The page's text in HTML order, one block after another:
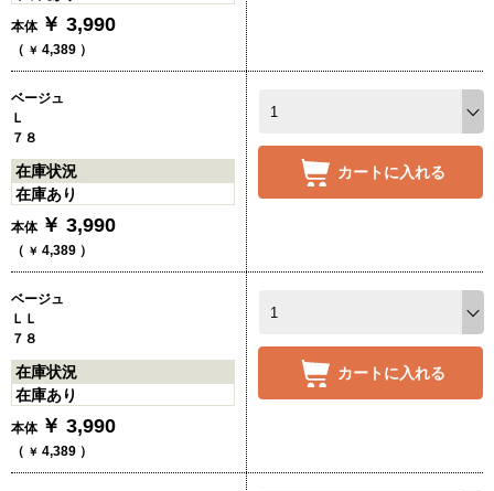
本体 ￥ 3,990
（ ￥ 4,389 ）
ベージュ
Ｌ
７８
在庫状況
在庫あり
本体 ￥ 3,990
（ ￥ 4,389 ）
カートに入れる
ベージュ
ＬＬ
７８
在庫状況
在庫あり
本体 ￥ 3,990
（ ￥ 4,389 ）
カートに入れる